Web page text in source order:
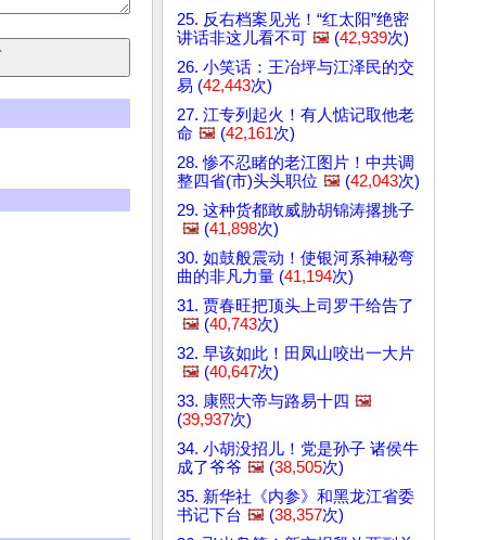
25. 反右档案见光！“红太阳”绝密
讲话非这儿看不可 🖼️ (42,939次)
26. 小笑话：王冶坪与江泽民的交
易 (42,443次)
27. 江专列起火！有人惦记取他老
命 🖼️ (42,161次)
28. 惨不忍睹的老江图片！中共调
整四省(市)头头职位 🖼️ (42,043次)
29. 这种货都敢威胁胡锦涛撂挑子
🖼️ (41,898次)
30. 如鼓般震动！使银河系神秘弯
曲的非凡力量 (41,194次)
31. 贾春旺把顶头上司罗干给告了
🖼️ (40,743次)
32. 早该如此！田凤山咬出一大片
🖼️ (40,647次)
33. 康熙大帝与路易十四 🖼️
(39,937次)
34. 小胡没招儿！党是孙子 诸侯牛
成了爷爷 🖼️ (38,505次)
35. 新华社《内参》和黑龙江省委
书记下台 🖼️ (38,357次)